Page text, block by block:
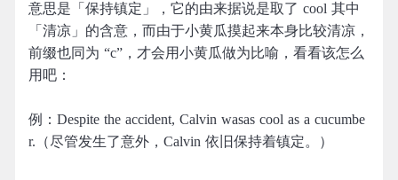
意思是「保持镇定」，它的由来据说是取了 cool 其中
「清凉」的含意，而由于小黄瓜摸起来本身比较清凉，
前缀也同为 “c”，才会用小黄瓜做为比喻，看看该怎么
用吧：
例：Despite the accident, Calvin wasas cool as a cucumbe
r.（尽管发生了意外，Calvin 依旧保持着镇定。）